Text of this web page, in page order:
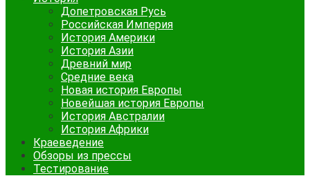
Допетровская Русь
Российская Империя
История Америки
История Азии
Древний мир
Средние века
Новая история Европы
Новейшая история Европы
История Австралии
История Африки
Краеведение
Обзоры из прессы
Тестирование